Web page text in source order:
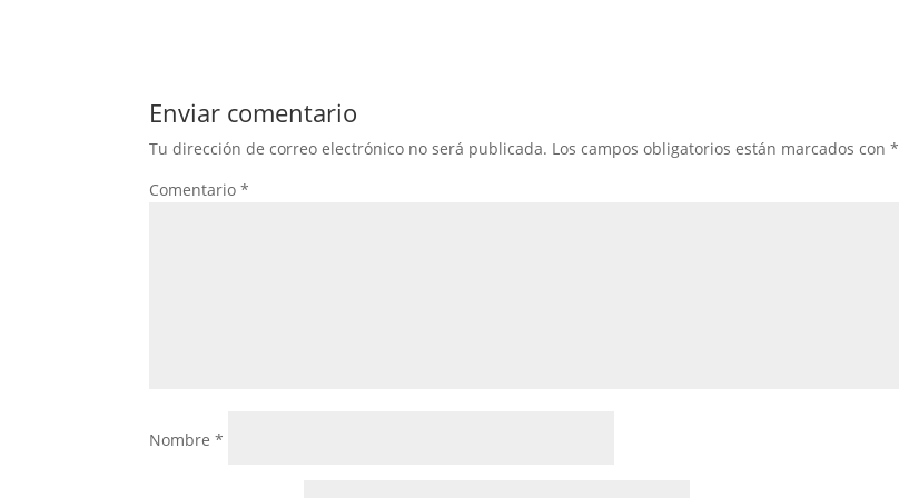
Enviar comentario
Tu dirección de correo electrónico no será publicada. Los campos obligatorios están marcados con*
Comentario*
Nombre*